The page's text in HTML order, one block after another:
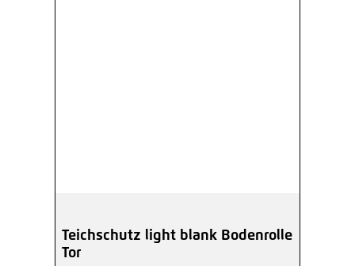
Teichschutz light blank Bodenrolle
Tor